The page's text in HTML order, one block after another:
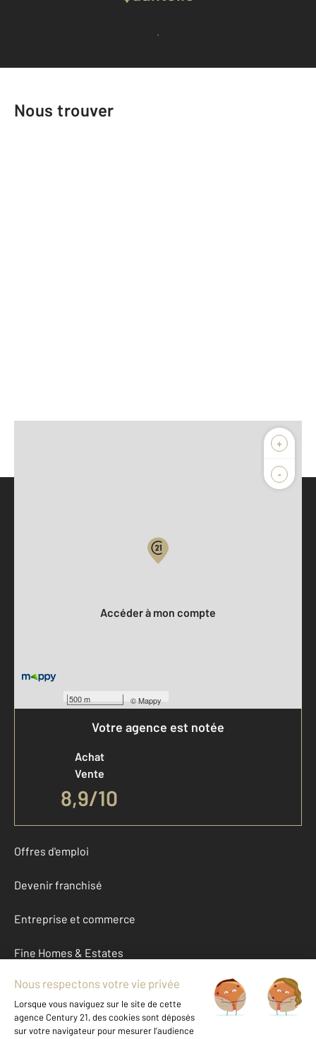
Voir tous les avis clients
Nous trouver
+
-
500 m ©Mappy
Accéder à mon compte
Votre agence est notée
Achat
Vente
8,9/10
Offres d'emploi
Devenir franchisé
Entreprise et commerce
Fine Homes & Estates
À propos
International